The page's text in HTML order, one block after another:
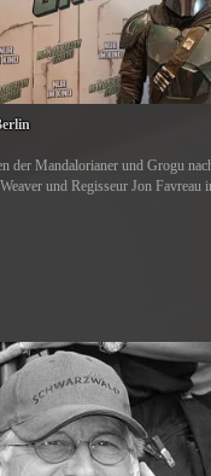
der Mandalorianer und Grogu
und Regisseur Jon Favreau